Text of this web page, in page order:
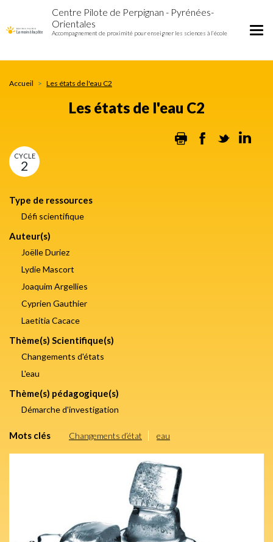
decontenu
Centre Pilote de Perpignan - Pyrénées-
Orientales
Accompagnement de proximité pour enseigner les sciences à l’école
Accueil Les états de l'eau C2
Les états de l'eau C2
Print Facebook
Twitter
CYCLE
2
Type de ressources
Défi scientifique
Auteur(s)
Joëlle Duriez
Lydie Mascort
Joaquim Argellies
Cyprien Gauthier
Laetitia Cacace
Thème(s) Scientifique(s)
Changements d'états
L'eau
Thème(s) pédagogique(s)
Démarche d'investigation
Mots clés Changements d’état eau